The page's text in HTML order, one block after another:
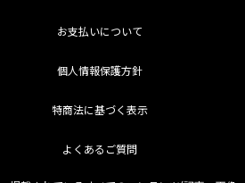
お支払いについて
個人情報保護方針
特商法に基づく表示
よくあるご質問